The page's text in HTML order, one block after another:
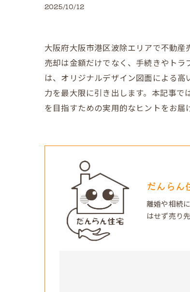
2025/10/12
大阪府大阪市港区波除エリアで不動
売却は金額だけでなく、手続きやト
は、オリジナルデザイン図面による
力を最大限に引き出します。本記事
を目指すための実用的なヒントをお届
だんらん
離婚や相続
はせず売り